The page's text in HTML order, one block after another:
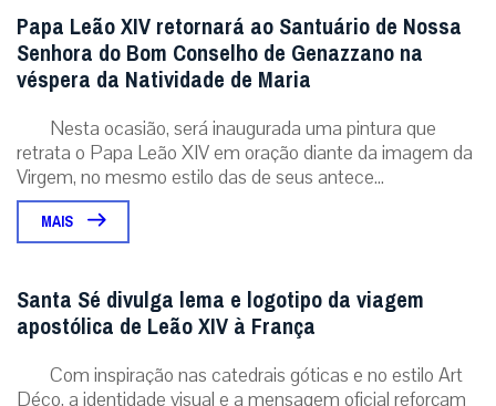
Papa Leão XIV retornará ao Santuário de Nossa
Senhora do Bom Conselho de Genazzano na
véspera da Natividade de Maria
Nesta ocasião, será inaugurada uma pintura que
retrata o Papa Leão XIV em oração diante da imagem da
Virgem, no mesmo estilo das de seus antece...
MAIS
Santa Sé divulga lema e logotipo da viagem
apostólica de Leão XIV à França
Com inspiração nas catedrais góticas e no estilo Art
Déco, a identidade visual e a mensagem oficial reforçam